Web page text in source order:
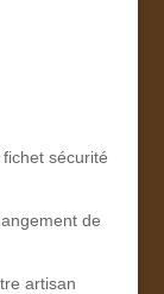
sécurité
de
artisan